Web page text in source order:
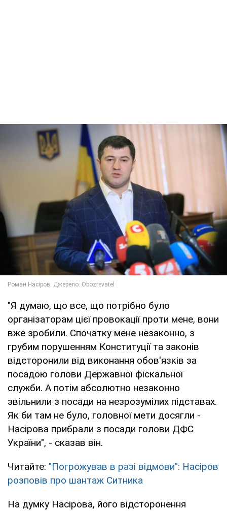
"Я думаю, що все, що потрібно було
організаторам цієї провокації проти мене, вони
вже зробили. Спочатку мене незаконно, з
грубим порушенням Конституції та законів
відсторонили від виконання обов'язків за
посадою голови Державної фіскальної
служби. А потім абсолютно незаконно
звільнили з посади на незрозумілих підставах.
Як би там не було, головної мети досягли -
Насірова прибрали з посади голови ДФС
України", - сказав він.
Читайте: "Погрожував в разі відмови": Насіров
розповів про шантаж Ситника
На думку Насірова, його відсторонення